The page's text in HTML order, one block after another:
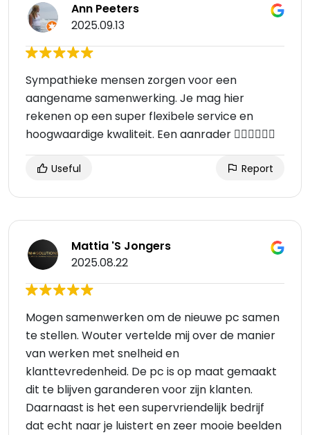
Ann Peeters
2025.09.13
Sympathieke mensen zorgen voor een
aangename samenwerking. Je mag hier
rekenen op een super flexibele service en
hoogwaardige kwaliteit. Een aanrader 👍🏼👍🏼👍🏼
Useful Report
Mattia 'S Jongers
2025.08.22
Mogen samenwerken om de nieuwe pc samen
te stellen. Wouter vertelde mij over de manier
van werken met snelheid en
klanttevredenheid. De pc is op maat gemaakt
dit te blijven garanderen voor zijn klanten.
Daarnaast is het een supervriendelijk bedrijf
dat echt naar je luistert en zeer mooie beelden